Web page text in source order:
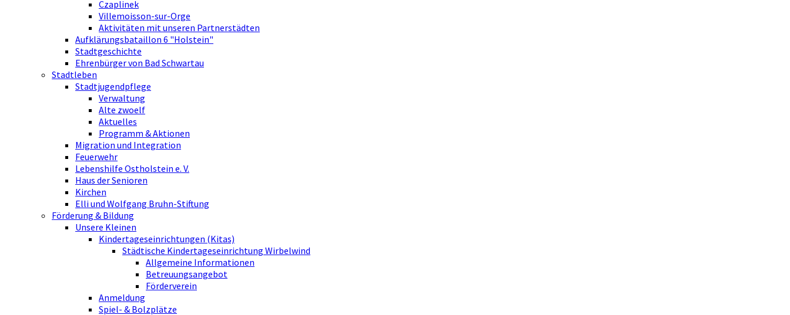
Czaplinek
Villemoisson-sur-Orge
Aktivitäten mit unseren Partnerstädten
Aufklärungsbataillon 6 "Holstein"
Stadtgeschichte
Ehrenbürger von Bad Schwartau
Stadtleben
Stadtjugendpflege
Verwaltung
Alte zwoelf
Aktuelles
Programm & Aktionen
Migration und Integration
Feuerwehr
Lebenshilfe Ostholstein e. V.
Haus der Senioren
Kirchen
Elli und Wolfgang Bruhn-Stiftung
Förderung & Bildung
Unsere Kleinen
Kindertageseinrichtungen (Kitas)
Städtische Kindertageseinrichtung Wirbelwind
Allgemeine Informationen
Betreuungsangebot
Förderverein
Anmeldung
Spiel- & Bolzplätze